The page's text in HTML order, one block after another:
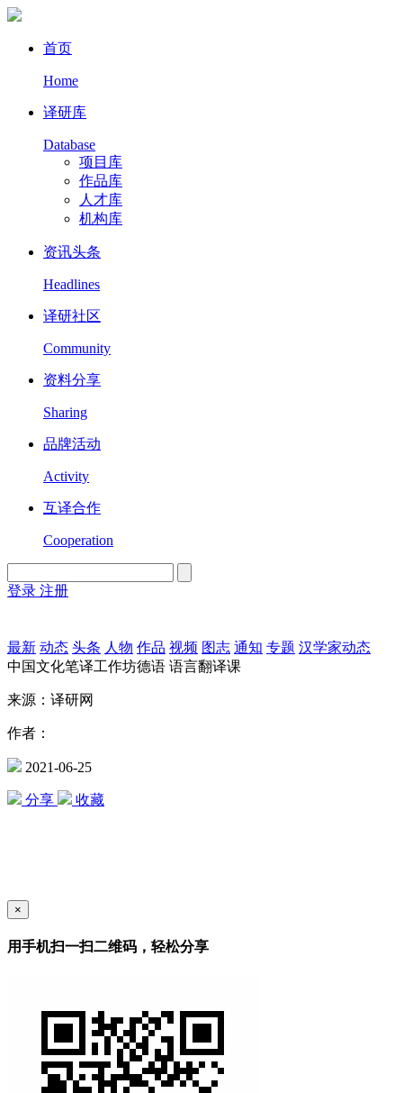
首页
Home
译研库
Database
项目库
作品库
人才库
机构库
资讯头条
Headlines
译研社区
Community
资料分享
Sharing
品牌活动
Activity
互译合作
Cooperation
登录 注册
最新 动态 头条 人物 作品 视频 图志 通知 专题 汉学家动态
中国文化笔译工作坊德语 语言翻译课
来源：译研网
作者：
2021-06-25
分享 收藏
×
用手机扫一扫二维码，轻松分享